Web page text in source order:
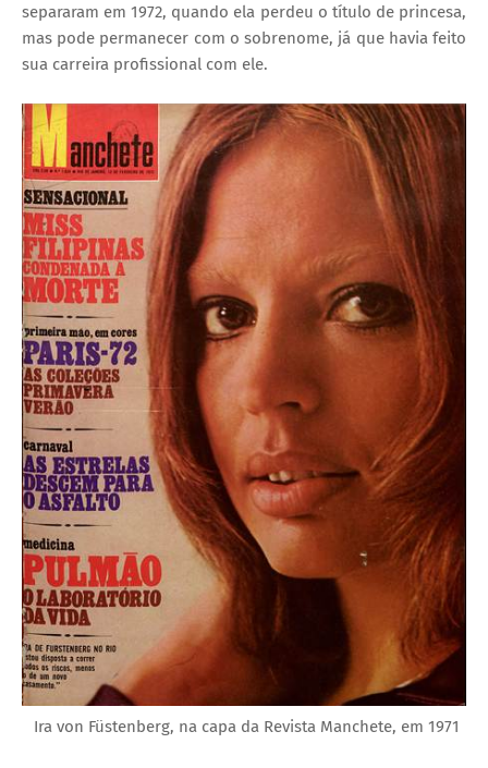
separaram em 1972, quando ela perdeu o título de princesa,
mas pode permanecer com o sobrenome, já que havia feito
sua carreira profissional com ele.
Ira von Füstenberg, na capa da Revista Manchete, em 1971